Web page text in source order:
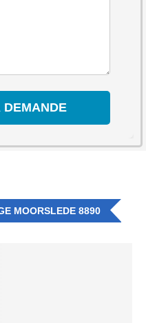
MOORSLEDE 8890